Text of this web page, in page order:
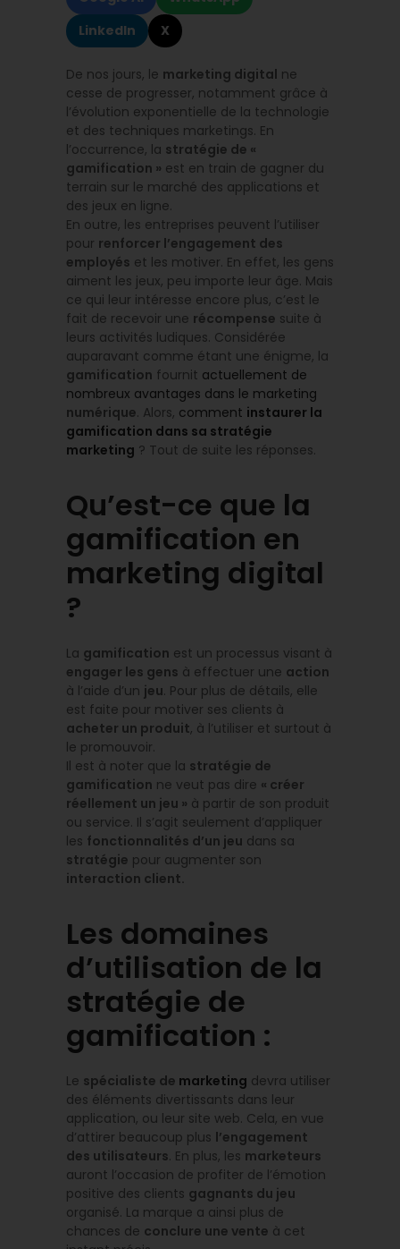
LinkedIn
X
De nos jours, le marketing digital ne
cesse de progresser, notamment grâce à
l’évolution exponentielle de la technologie
et des techniques marketings. En
l’occurrence, la stratégie de «
gamification » est en train de gagner du
terrain sur le marché des applications et
des jeux en ligne.
En outre, les entreprises peuvent l’utiliser
pour renforcer l’engagement des
employés et les motiver. En effet, les gens
aiment les jeux, peu importe leur âge. Mais
ce qui leur intéresse encore plus, c’est le
fait de recevoir une récompense suite à
leurs activités ludiques. Considérée
auparavant comme étant une énigme, la
gamification fournit actuellement de
nombreux avantages dans le marketing
numérique. Alors, comment instaurer la
gamification dans sa stratégie
marketing ? Tout de suite les réponses.
Qu’est-ce que la
gamification en
marketing digital
?
La gamification est un processus visant à
engager les gens à effectuer une action
à l’aide d’un jeu. Pour plus de détails, elle
est faite pour motiver ses clients à
acheter un produit, à l’utiliser et surtout à
le promouvoir.
Il est à noter que la stratégie de
gamification ne veut pas dire « créer
réellement un jeu » à partir de son produit
ou service. Il s’agit seulement d’appliquer
les fonctionnalités d’un jeu dans sa
stratégie pour augmenter son
interaction client.
Les domaines
d’utilisation de la
stratégie de
gamification :
Le spécialiste de marketing devra utiliser
des éléments divertissants dans leur
application, ou leur site web. Cela, en vue
d’attirer beaucoup plus l’engagement
des utilisateurs. En plus, les marketeurs
auront l’occasion de profiter de l’émotion
positive des clients gagnants du jeu
organisé. La marque a ainsi plus de
chances de conclure une vente à cet